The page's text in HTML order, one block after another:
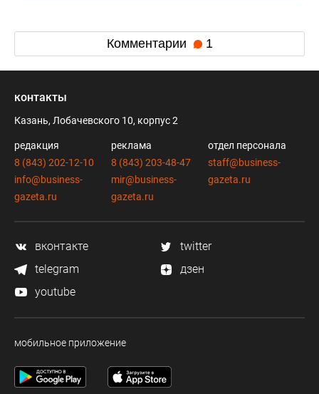
Комментарии 1
контакты
Казань, Лобачевского 10, корпус 2
редакция
8 (843) 202-12-10
info@business-
gazeta.ru
реклама
8 (843) 203-48-47
mir@business-
gazeta.ru
отдел персонала
staff@business-
gazeta.ru
вконтакте
twitter
telegram
дзен
youtube
мобильное приложение